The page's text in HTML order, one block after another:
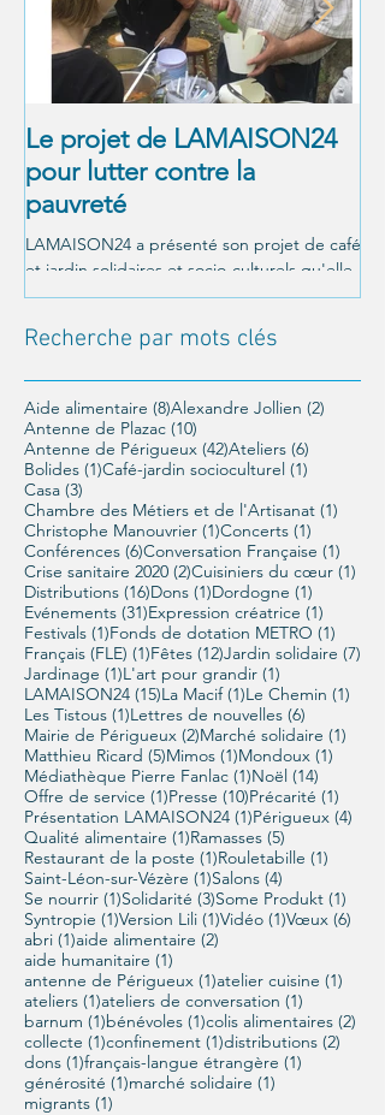
Le projet de LAMAISON24
pour lutter contre la
pauvreté
LAMAISON24 a présenté son projet de café
et jardin solidaires et socio-culturels qu'elle
veut mettre en place à Périgueux, et a été...
Recherche par mots clés
Aide alimentaire (8)8 posts
Alexandre Jollien (2)
Antenne de Plazac (10)
Antenne de Périgueux (42)42 posts
Ateliers (6)
Bolides (1)1 post
Café-jardin socioculturel (1)
Casa (3)
Chambre des Métiers et de l'Artisanat (1)
Christophe Manouvrier (1)1 post
Concerts (1)
Conférences (6)6 posts
Conversation Française (1)
Crise sanitaire 2020 (2)2 posts
Cuisiniers du cœur (1)
Distributions (16)16 posts
Dons (1)1 post
Dordogne (1)
Evénements (31)31 posts
Expression créatrice (1)
Festivals (1)1 post
Fonds de dotation METRO (1)
Français (FLE) (1)1 post
Fêtes (12)12 posts
Jardin solidaire (7)
Jardinage (1)1 post
L'art pour grandir (1)
LAMAISON24 (15)15 posts
La Macif (1)1 post
Le Chemin (1)
Les Tistous (1)1 post
Lettres de nouvelles (6)
Mairie de Périgueux (2)2 posts
Marché solidaire (1)
Matthieu Ricard (5)5 posts
Mimos (1)1 post
Mondoux (1)
Médiathèque Pierre Fanlac (1)1 post
Noël (14)
Offre de service (1)1 post
Presse (10)10 posts
Précarité (1)
Présentation LAMAISON24 (1)1 post
Périgueux (4)
Qualité alimentaire (1)1 post
Ramasses (5)
Restaurant de la poste (1)1 post
Rouletabille (1)
Saint-Léon-sur-Vézère (1)1 post
Salons (4)
Se nourrir (1)1 post
Solidarité (3)3 posts
Some Produkt (1)
Syntropie (1)1 post
Version Lili (1)1 post
Vidéo (1)1 post
Vœux (6)
abri (1)1 post
aide alimentaire (2)
aide humanitaire (1)
antenne de Périgueux (1)1 post
atelier cuisine (1)
ateliers (1)1 post
ateliers de conversation (1)
barnum (1)1 post
bénévoles (1)1 post
colis alimentaires (2)
collecte (1)1 post
confinement (1)1 post
distributions (2)
dons (1)1 post
français-langue étrangère (1)
générosité (1)1 post
marché solidaire (1)
migrants (1)